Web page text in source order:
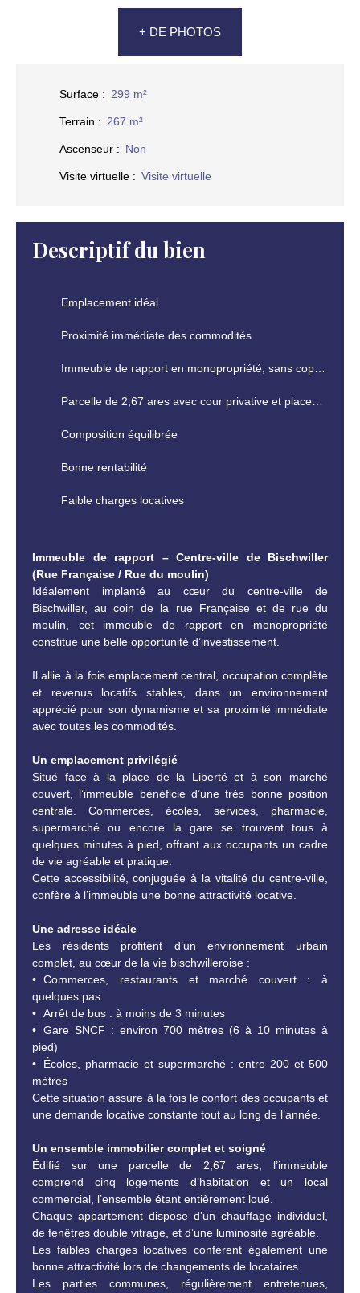
+ DE PHOTOS
Surface : 299 m²
Terrain : 267 m²
Ascenseur : Non
Visite virtuelle : Visite virtuelle
Descriptif du bien
Emplacement idéal
Proximité immédiate des commodités
Composition équilibrée
Bonne rentabilité
Faible charges locatives
Immeuble de rapport – Centre-ville de Bischwiller
(Rue Française / Rue du moulin)
Idéalement implanté au cœur du centre-ville de
Bischwiller, au coin de la rue Française et de rue du
moulin, cet immeuble de rapport en monopropriété
constitue une belle opportunité d’investissement.
Il allie à la fois emplacement central, occupation complète
et revenus locatifs stables, dans un environnement
apprécié pour son dynamisme et sa proximité immédiate
avec toutes les commodités.
Un emplacement privilégié
Situé face à la place de la Liberté et à son marché
couvert, l’immeuble bénéficie d’une très bonne position
centrale. Commerces, écoles, services, pharmacie,
supermarché ou encore la gare se trouvent tous à
quelques minutes à pied, offrant aux occupants un cadre
de vie agréable et pratique.
Cette accessibilité, conjuguée à la vitalité du centre-ville,
confère à l’immeuble une bonne attractivité locative.
Une adresse idéale
Les résidents profitent d’un environnement urbain
complet, au cœur de la vie bischwilleroise :
Commerces, restaurants et marché couvert : à
quelques pas
Arrêt de bus : à moins de 3 minutes
Gare SNCF : environ 700 mètres (6 à 10 minutes à
pied)
Écoles, pharmacie et supermarché : entre 200 et 500
mètres
Cette situation assure à la fois le confort des occupants et
une demande locative constante tout au long de l’année.
Un ensemble immobilier complet et soigné
Édifié sur une parcelle de 2,67 ares, l’immeuble
comprend cinq logements d’habitation et un local
commercial, l’ensemble étant entièrement loué.
Chaque appartement dispose d’un chauffage individuel,
de fenêtres double vitrage, et d’une luminosité agréable.
Les faibles charges locatives confèrent également une
bonne attractivité lors de changements de locataires.
Les parties communes, régulièrement entretenues,